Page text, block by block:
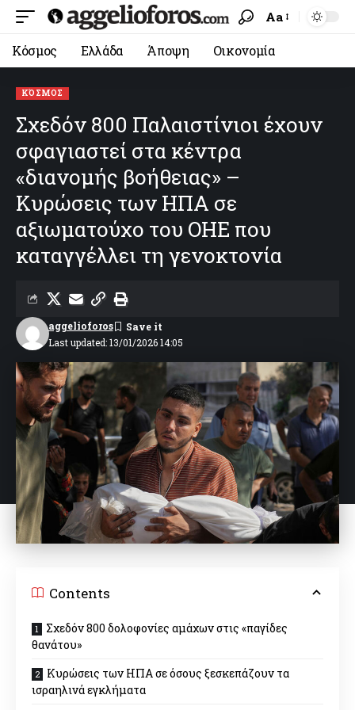
Aa
Κόσμος Ελλάδα Άποψη Οικονομία
ΚΌΣΜΟΣ
Σχεδόν 800 Παλαιστίνιοι έχουν
σφαγιαστεί στα κέντρα
«διανομής βοήθειας» –
Κυρώσεις των ΗΠΑ σε
αξιωματούχο του ΟΗΕ που
καταγγέλλει τη γενοκτονία
Last updated: 13/01/2026 14:05
aggelioforos
Contents
Σχεδόν 800 δολοφονίες αμάχων στις «παγίδες
θανάτου»
Κυρώσεις των ΗΠΑ σε όσους ξεσκεπάζουν τα
ισραηλινά εγκλήματα